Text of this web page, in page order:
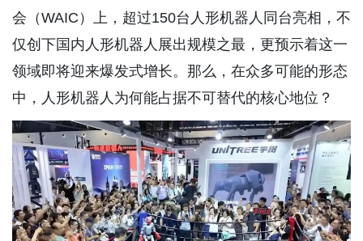
会（WAIC）上，超过150台人形机器人同台亮相，不
仅创下国内人形机器人展出规模之最，更预示着这一
领域即将迎来爆发式增长。那么，在众多可能的形态
中，人形机器人为何能占据不可替代的核心地位？